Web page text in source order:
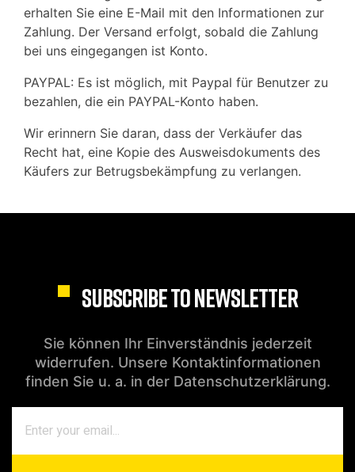
erhalten Sie eine E-Mail mit den Informationen zur
Zahlung. Der Versand erfolgt, sobald die Zahlung
bei uns eingegangen ist Konto.
PAYPAL: Es ist möglich, mit Paypal für Benutzer zu
bezahlen, die ein PAYPAL-Konto haben.
Wir erinnern Sie daran, dass der Verkäufer das
Recht hat, eine Kopie des Ausweisdokuments des
Käufers zur Betrugsbekämpfung zu verlangen.
SUBSCRIBE TO NEWSLETTER
Sie können Ihr Einverständnis jederzeit
widerrufen. Unsere Kontaktinformationen
finden Sie u. a. in der Datenschutzerklärung.